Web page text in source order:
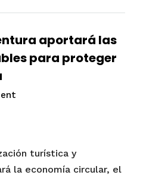
aportará las
para proteger
turística y
la economía circular, el